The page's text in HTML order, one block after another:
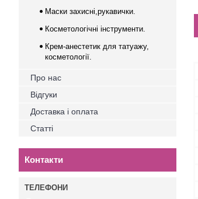
Маски захисні,рукавички.
Косметологічні інструменти.
Крем-анестетик для татуажу,
косметології.
Про нас
Відгуки
Доставка і оплата
Статті
Контакти